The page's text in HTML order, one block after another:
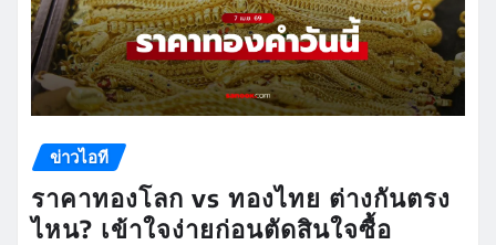
ข่าวไอที
ราคาทองโลก vs ทองไทย ต่างกันตรง
ไหน? เข้าใจง่ายก่อนตัดสินใจซื้อ